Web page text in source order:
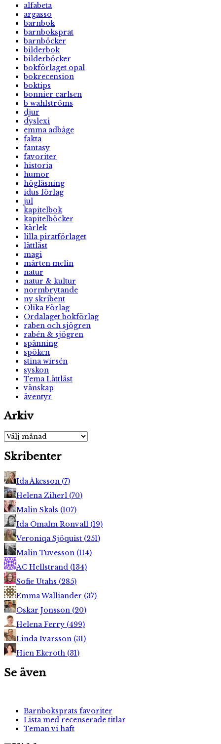
alfabeta
argasso
barnbok
barnboksprat
barnböcker
bilderbok
bilderböcker
bokförlaget opal
bokrecension
boktips
bonnier carlsen
b wahlströms
djur
dyslexi
emma adbåge
fakta
fantasy
favoriter
historia
humor
högläsning
idus förlag
jul
kapitelbok
kapitelböcker
kärlek
lilla piratförlaget
lättläst
magi
mårten melin
natur
natur & kultur
normbrytande
ny skribent
Olika Förlag
Ordalaget bokförlag
raben och sjögren
rabén & sjögren
spänning
spöken
stina wirsén
syskon
Tema Lättläst
vänskap
äventyr
Arkiv
Arkiv
Skribenter
Ida Åkesson (7)
Helena Ziherl (70)
Malin Skals (107)
Ida Ömalm Ronvall (19)
Veroniqa Sjöquist (251)
Malin Tuvesson (114)
AC Hellstrand (134)
Sofie Utahs (285)
Emma Walliander (37)
Oskar Jonsson (20)
Helena Ferry (499)
Linda Ivarsson (31)
Hien Ekeroth (31)
Se även
Barnboksprats favoriter
Lista med recenserade titlar
Teman vi haft